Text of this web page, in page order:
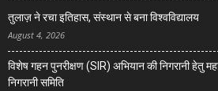
तुलाज़ ने रचा इतिहास, संस्थान से बना विश्वविद्यालय
August 4, 2026
विशेष गहन पुनरीक्षण (SIR) अभियान की निगरानी हेतु
निगरानी समिति